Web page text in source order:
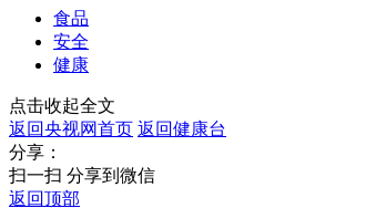
食品
安全
健康
点击收起全文
返回央视网首页 返回健康台
分享：
扫一扫 分享到微信
返回顶部